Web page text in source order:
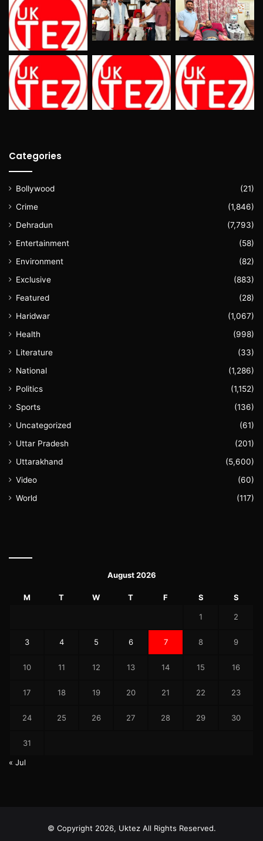
Categories
Bollywood
(21)
Crime
(1,846)
Dehradun
(7,793)
Entertainment
(58)
Environment
(82)
Exclusive
(883)
Featured
(28)
Haridwar
(1,067)
Health
(998)
Literature
(33)
National
(1,286)
Politics
(1,152)
Sports
(136)
Uncategorized
(61)
Uttar Pradesh
(201)
Uttarakhand
(5,600)
Video
(60)
World
(117)
August 2026
M T W T F S S
1 2
3 4 5 6 7 8 9
10 11 12 13 14 15 16
17 18 19 20 21 22 23
24 25 26 27 28 29 30
31
« Jul
© Copyright 2026, Uktez All Rights Reserved.